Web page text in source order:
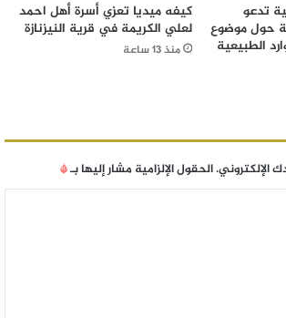
تدعو
حول موضوع
الطبيعية
كيفه ميديا تعزي أسرة أهل احمد
لعلي الكريمة في قرية النيزنازة
منذ 13 ساعة
الإلكتروني.الحقول الإلزامية مشار إليها بـ*